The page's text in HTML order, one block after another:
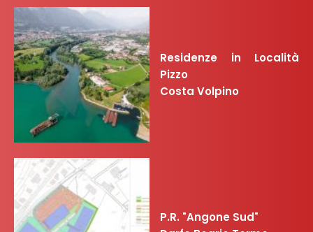
Residenze in Località
Pizzo
Costa Volpino
P.R. "Angone Sud"